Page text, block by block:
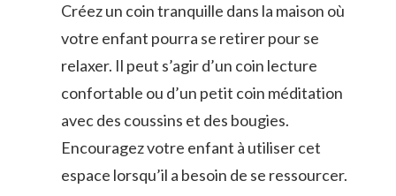
Créez un coin⁢ tranquille dans la maison⁤ où
votre enfant pourra se retirer pour⁢ se
relaxer. Il peut s’agir⁢ d’un coin lecture
confortable ou d’un petit coin méditation
avec des coussins et des ​bougies.
Encouragez votre enfant à utiliser cet
espace lorsqu’il a besoin de​ se ressourcer.